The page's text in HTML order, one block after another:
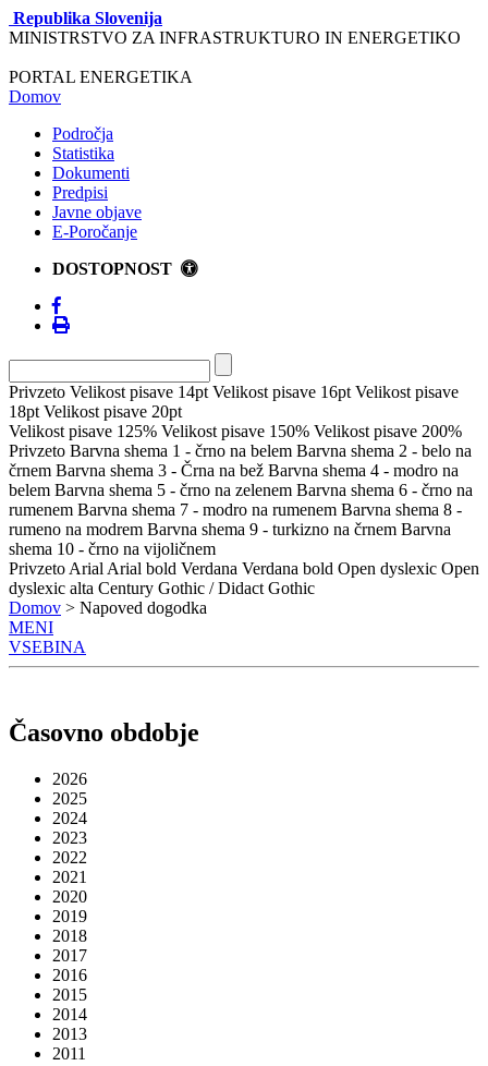
Republika Slovenija
MINISTRSTVO ZA INFRASTRUKTURO IN ENERGETIKO
PORTAL ENERGETIKA
Domov
Področja
Statistika
Dokumenti
Predpisi
Javne objave
E-Poročanje
DOSTOPNOST
Privzeto Velikost pisave 14pt Velikost pisave 16pt Velikost pisave
18pt Velikost pisave 20pt
Velikost pisave 125% Velikost pisave 150% Velikost pisave 200%
Privzeto Barvna shema 1 - črno na belem Barvna shema 2 - belo na
črnem Barvna shema 3 - Črna na bež Barvna shema 4 - modro na
belem Barvna shema 5 - črno na zelenem Barvna shema 6 - črno na
rumenem Barvna shema 7 - modro na rumenem Barvna shema 8 -
rumeno na modrem Barvna shema 9 - turkizno na črnem Barvna
shema 10 - črno na vijoličnem
Privzeto Arial Arial bold Verdana Verdana bold Open dyslexic Open
dyslexic alta Century Gothic / Didact Gothic
Domov > Napoved dogodka
MENI
VSEBINA
Časovno obdobje
2026
2025
2024
2023
2022
2021
2020
2019
2018
2017
2016
2015
2014
2013
2011